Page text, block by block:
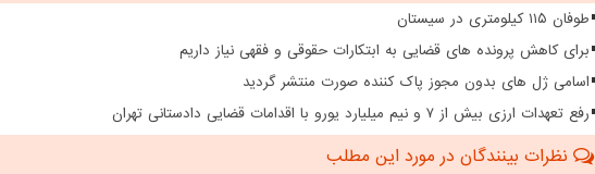
طوفان ۱۱۵ کیلومتری در سیستان
برای کاهش پرونده های قضایی به ابتکارات حقوقی و فقهی نیاز داریم
اسامی ژل های بدون مجوز پاک کننده صورت منتشر گردید
رفع تعهدات ارزی بیش از ۷ و نیم میلیارد یورو با اقدامات قضایی دادستانی تهران
نظرات بینندگان در مورد این مطلب